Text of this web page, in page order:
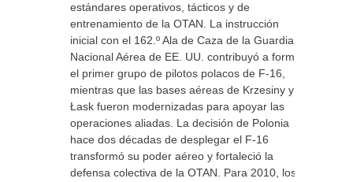
estándares operativos, tácticos y de
entrenamiento de la OTAN. La instrucción
inicial con el 162.º Ala de Caza de la Guardia
Nacional Aérea de EE. UU. contribuyó a formar
el primer grupo de pilotos polacos de F-16,
mientras que las bases aéreas de Krzesiny y
Łask fueron modernizadas para apoyar las
operaciones aliadas. La decisión de Polonia
hace dos décadas de desplegar el F-16
transformó su poder aéreo y fortaleció la
defensa colectiva de la OTAN. Para 2010, los